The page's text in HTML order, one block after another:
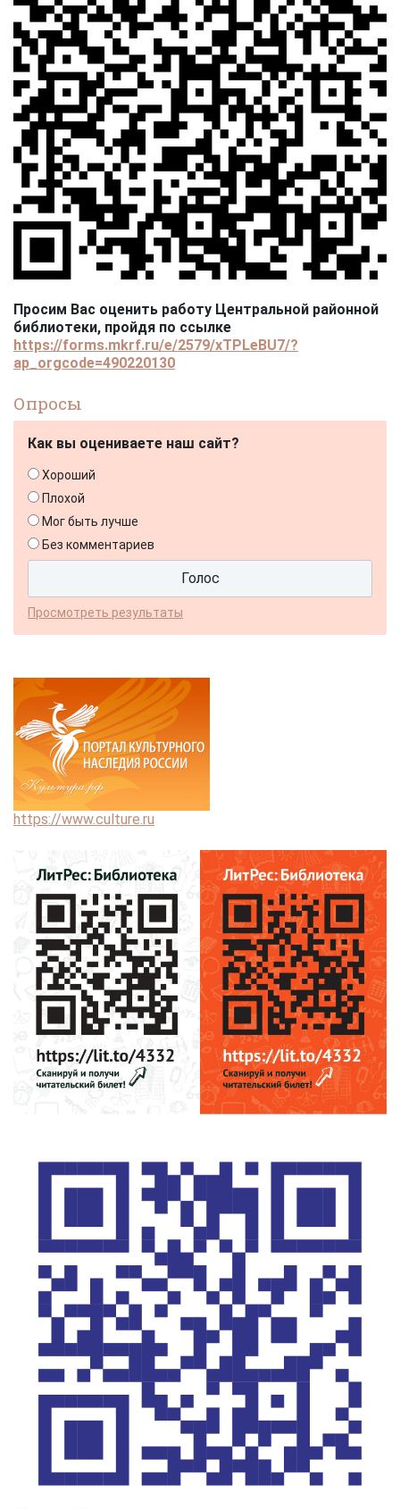
Просим Вас оценить работу Центральной районной
библиотеки, пройдя по ссылке
https://forms.mkrf.ru/e/2579/xTPLeBU7/?
ap_orgcode=490220130
Опросы
Как вы оцениваете наш сайт?
Хороший
Плохой
Мог быть лучше
Без комментариев
Просмотреть результаты
https://www.culture.ru